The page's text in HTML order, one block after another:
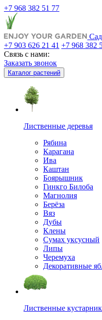
+7 968 382 51 77
+7 903 626 21 41 +7 968 382
Связь с нами:
Заказать звонок
Каталог растений
Лиственные деревья
Рябина
Карагана
Ива
Каштан
Боярышник
Гинкго Билоба
Магнолия
Берёза
Вяз
Дубы
Клены
Сумах уксусный
Липы
Черемуха
Декоративные
Лиственные